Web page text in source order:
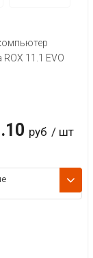
ROX 11.1 EVO
руб / шт